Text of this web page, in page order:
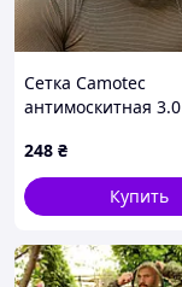
Сетка Camotec
антимоскитная 3.0
248 ₴
Купить